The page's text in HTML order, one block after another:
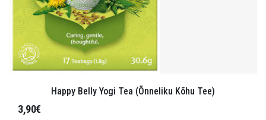
Happy Belly Yogi Tea (Õnneliku Kõhu Tee)
3,90€